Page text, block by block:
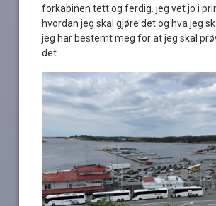
forkabinen tett og ferdig. jeg vet jo i
hvordan jeg skal gjøre det og hva jeg
jeg har bestemt meg for at jeg skal
det.